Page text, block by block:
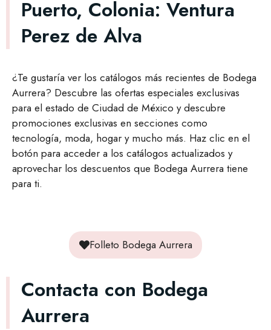
Puerto, Colonia: Ventura
Perez de Alva
¿Te gustaría ver los catálogos más recientes de Bodega
Aurrera? Descubre las ofertas especiales exclusivas
para el estado de Ciudad de México y descubre
promociones exclusivas en secciones como
tecnología, moda, hogar y mucho más. Haz clic en el
botón para acceder a los catálogos actualizados y
aprovechar los descuentos que Bodega Aurrera tiene
para ti.
Folleto Bodega Aurrera
Contacta con Bodega
Aurrera